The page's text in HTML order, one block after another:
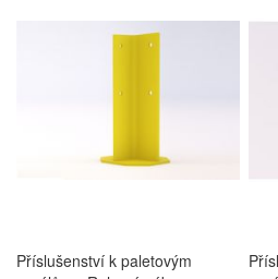
POROVNÁNÍ
Příslušenství k paletovým